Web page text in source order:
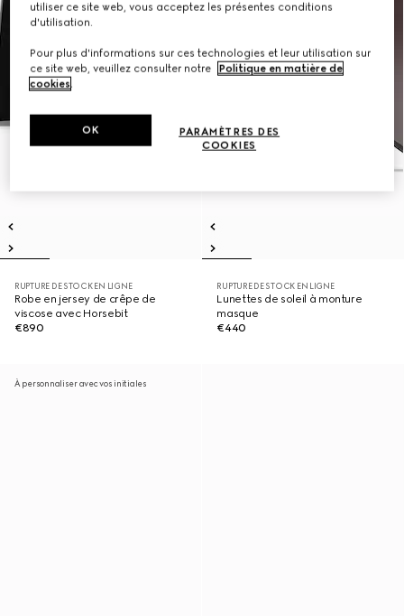
RUPTURE DE STOCK EN LIGNE
Robe en jersey de crêpe de
viscose avec Horsebit
€890
RUPTURE DE STOCK EN LIGNE
Lunettes de soleil à monture
masque
€440
À personnaliser avec vos initiales
utiliser ce site web, vous acceptez les présentes conditions
d'utilisation.
Pour plus d'informations sur ces technologies et leur utilisation sur
ce site web, veuillez consulter notre
Politique en matière de
cookies.
PARAMÈTRES DES
COOKIES
OK